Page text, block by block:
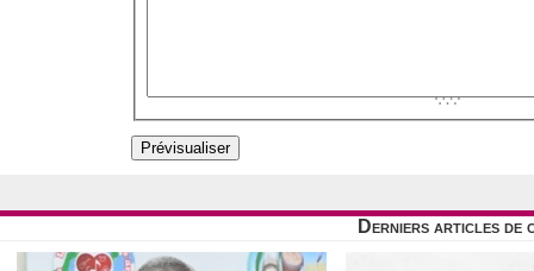
Derniers articles de